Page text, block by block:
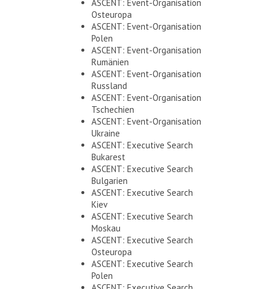
ASCENT: Event-Organisation
Osteuropa
ASCENT: Event-Organisation
Polen
ASCENT: Event-Organisation
Rumänien
ASCENT: Event-Organisation
Russland
ASCENT: Event-Organisation
Tschechien
ASCENT: Event-Organisation
Ukraine
ASCENT: Executive Search
Bukarest
ASCENT: Executive Search
Bulgarien
ASCENT: Executive Search
Kiev
ASCENT: Executive Search
Moskau
ASCENT: Executive Search
Osteuropa
ASCENT: Executive Search
Polen